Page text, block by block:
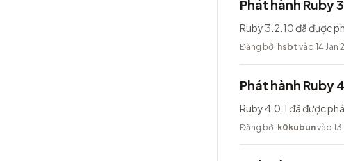
Phát hành Ruby
Ruby 3.2.10 đã được
Đăng bởi hsbt vào 14 Jan
Phát hành Ruby
Ruby 4.0.1 đã được
Đăng bởi k0kubunvào